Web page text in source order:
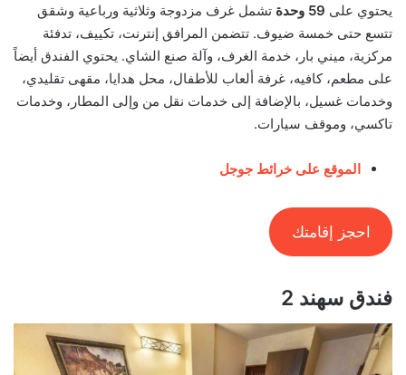
يحتوي على 59 وحدة
تشمل غرف مزدوجة وثلاثية ورباعية وشقق
تتسع حتى خمسة ضيوف. تتضمن المرافق إنترنت، تكييف، تدفئة
مركزية، ميني بار، خدمة الغرف، وآلة صنع الشاي. يحتوي الفندق أيضاً
على مطعم، كافيه، غرفة ألعاب للأطفال، محل هدايا، مقهى تقليدي،
وخدمات غسيل، بالإضافة إلى خدمات نقل من وإلى المطار، وخدمات
تاكسي، وموقف سيارات.
الموقع على خرائط جوجل
احجز إقامتك
فندق سهند 2